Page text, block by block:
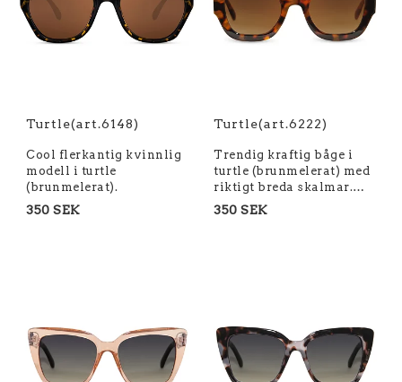
Turtle(art.6148)
Cool flerkantig kvinnlig
modell i turtle
(brunmelerat).
350 SEK
Turtle(art.6222)
Trendig kraftig båge i
turtle (brunmelerat) med
riktigt breda skalmar.…
350 SEK